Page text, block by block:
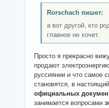
Rorschach пишет:
а вот другой, кто
главное не хочет.
Просто я прекрасно
продают
руссиянии и что самое
становятся, в
официальных
занимается вопросами